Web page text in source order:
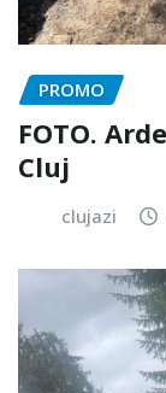
PROMO
FOTO.
Cluj
clujazi